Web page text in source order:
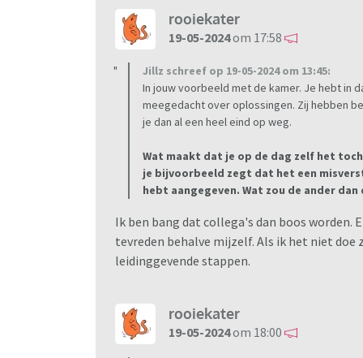
rooiekater
19-05-2024om 17:58
Jillz schreef op 19-05-2024 om 13:45:
In jouw voorbeeld met de kamer. Je hebt in
meegedacht over oplossingen. Zij hebben
je dan al een heel eind op weg.
Wat maakt dat je op de dag zelf het
je bijvoorbeeld zegt dat het een
hebt aangegeven. Wat zou de ander
Ik ben bang dat collega's dan boos worden.
tevreden behalve mijzelf. Als ik het niet
leidinggevende stappen.
rooiekater
19-05-2024om 18:00